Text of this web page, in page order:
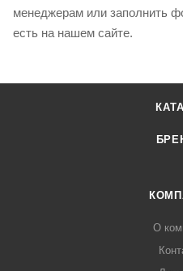
менеджерам или заполнить
есть на нашем сайте.
О